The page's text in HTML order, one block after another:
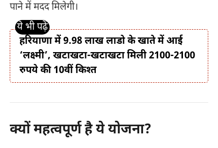
पाने में मदद मिलेगी।
हरियाणा में 9.98 लाख लाडो के खाते में आई
‘लक्ष्मी’, खटाखटा-खटाखटा मिली 2100-2100
रुपये की 10वीं किश्त
क्यों महत्वपूर्ण है ये योजना?